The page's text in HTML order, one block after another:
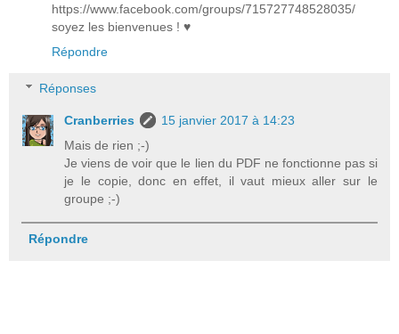
https://www.facebook.com/groups/715727748528035/
soyez les bienvenues ! ♥
Répondre
Réponses
Cranberries
15 janvier 2017 à 14:23
Mais de rien ;-)
Je viens de voir que le lien du PDF ne fonctionne pas si
je le copie, donc en effet, il vaut mieux aller sur le
groupe ;-)
Répondre